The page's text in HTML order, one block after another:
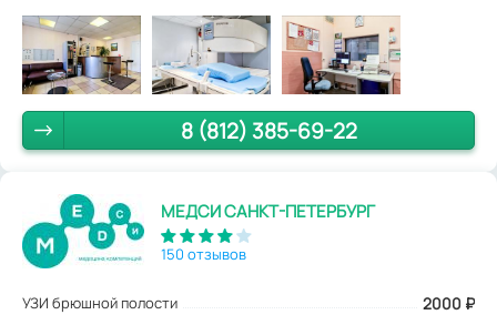
8 (812) 385-69-22
МЕДСИ САНКТ-ПЕТЕРБУРГ
150 отзывов
УЗИ брюшной полости 2000 ₽